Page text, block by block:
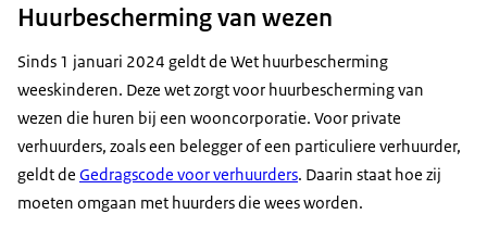
Huurbescherming van wezen
Sinds 1 januari 2024 geldt de Wet huurbescherming
weeskinderen. Deze wet zorgt voor huurbescherming van
wezen die huren bij een wooncorporatie. Voor private
verhuurders, zoals een belegger of een particuliere verhuurder,
geldt de Gedragscode voor verhuurders. Daarin staat hoe zij
moeten omgaan met huurders die wees worden.